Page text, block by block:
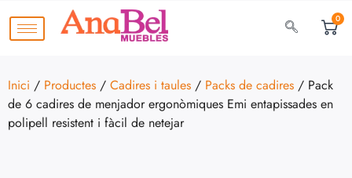
0
Inici / Productes / Cadires i taules / Packs de cadires / Pack
de 6 cadires de menjador ergonòmiques Emi entapissades en
polipell resistent i fàcil de netejar